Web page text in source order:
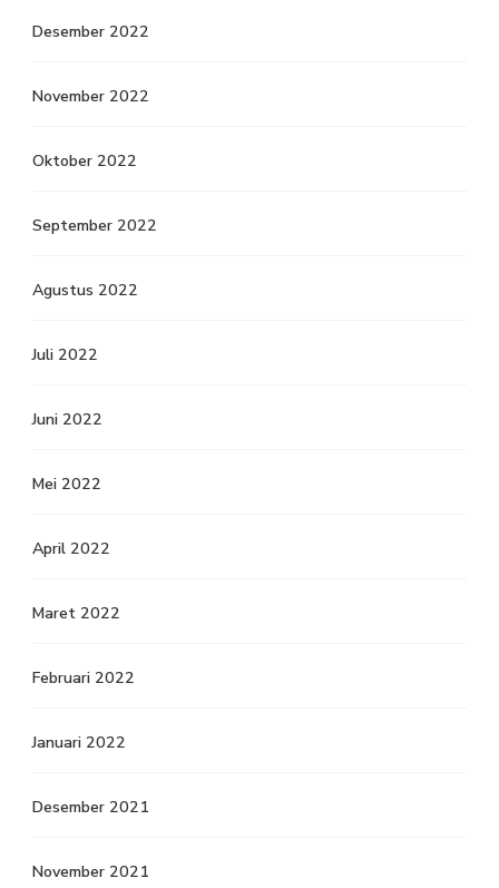
Desember 2022
November 2022
Oktober 2022
September 2022
Agustus 2022
Juli 2022
Juni 2022
Mei 2022
April 2022
Maret 2022
Februari 2022
Januari 2022
Desember 2021
November 2021